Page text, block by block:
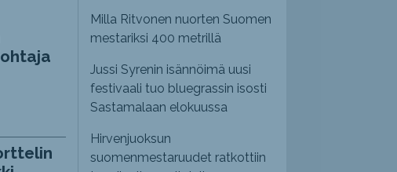
Milla Ritvonen nuorten Suomen
mestariksi 400 metrillä
Jussi Syrenin isännöimä uusi
festivaali tuo bluegrassin isosti
Sastamalaan elokuussa
Hirvenjuoksun
suomenmestaruudet ratkottiin